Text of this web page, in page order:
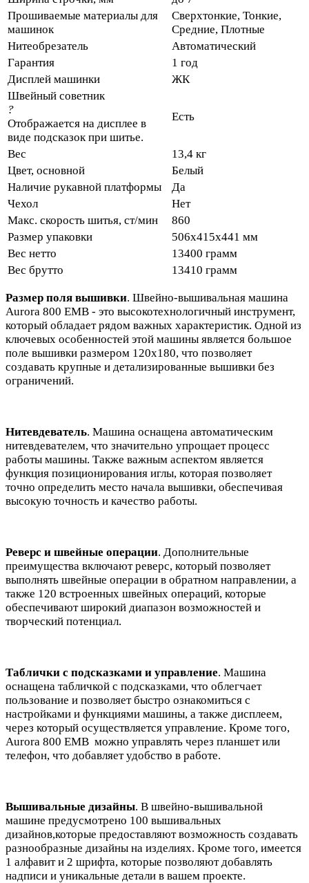
Прошиваемые материалы для
машинок
Сверхтонкие, Тонкие,
Средние, Плотные
Нитеобрезатель
Автоматический
Гарантия
1 год
Дисплей машинки
ЖК
Швейный советник
?
Отображается на дисплее в
виде подсказок при шитье.
Есть
Вес
13,4 кг
Цвет, основной
Белый
Наличие рукавной платформы
Да
Чехол
Нет
Макс. скорость шитья, ст/мин
860
Размер упаковки
506x415x441 мм
Вес нетто
13400 грамм
Вес брутто
13410 грамм
Размер поля вышивки. Швейно-вышивальная машина
Aurora 800 EMB - это высокотехнологичный инструмент,
который обладает рядом важных характеристик. Одной из
ключевых особенностей этой машины является большое
поле вышивки размером 120х180, что позволяет
создавать крупные и детализированные вышивки без
ограничений.
Нитевдеватель. Машина оснащена автоматическим
нитевдевателем, что значительно упрощает процесс
работы машины. Также важным аспектом является
функция позиционирования иглы, которая позволяет
точно определить место начала вышивки, обеспечивая
высокую точность и качество работы.
Реверс и швейные операции. Дополнительные
преимущества включают реверс, который позволяет
выполнять швейные операции в обратном направлении, а
также 120 встроенных швейных операций, которые
обеспечивают широкий диапазон возможностей и
творческий потенциал.
Таблички с подсказками и управление. Машина
оснащена табличкой с подсказками, что облегчает
пользование и позволяет быстро ознакомиться с
настройками и функциями машины, а также дисплеем,
через который осуществляется управление. Кроме того,
Aurora 800 EMB можно управлять через планшет или
телефон, что добавляет удобство в работе.
Вышивальные дизайны. В швейно-вышивальной
машине предусмотрено 100 вышивальных
дизайнов,которые предоставляют возможность создавать
разнообразные дизайны на изделиях. Кроме того, имеется
1 алфавит и 2 шрифта, которые позволяют добавлять
надписи и уникальные детали в вашем проекте.